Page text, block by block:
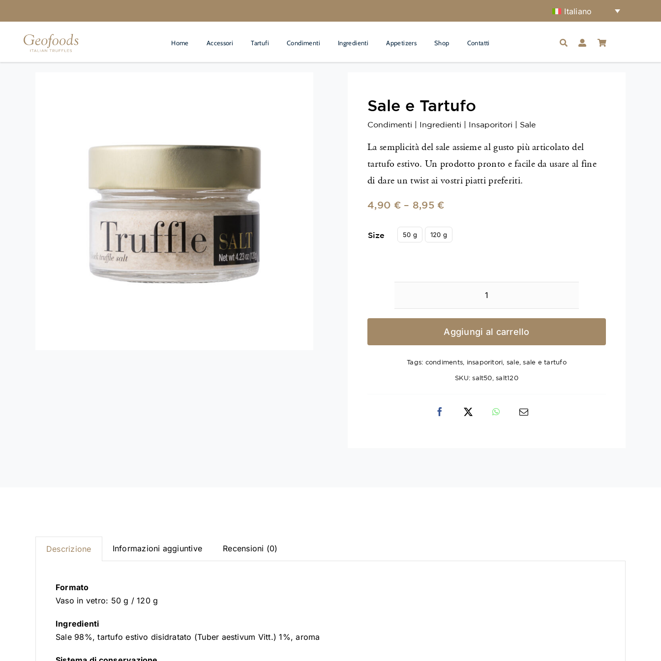
al
contenuto
Italiano
Home Accessori Tartufi Condimenti Ingredienti Appetizers Shop Contatti
Sale e Tartufo
Condimenti Ingredienti Insaporitori Sale
La semplicità del sale assieme al gusto più articolato del
tartufo estivo. Un prodotto pronto e facile da usare al fine
di dare un twist ai vostri piatti preferiti.
4,90 €– 8,95 €
Size 50 g 120 g
Sale
Tartufo
Aggiungi al carrello
Tags: condiments, insaporitori, sale,sale e tartufo
SKU:salt50, salt120
Descrizione Informazioni aggiuntive Recensioni (0)
Formato
Vaso in vetro: 50 g / 120 g
Ingredienti
Sale 98%, tartufo estivo disidratato (Tuber aestivum Vitt.) 1%, aroma